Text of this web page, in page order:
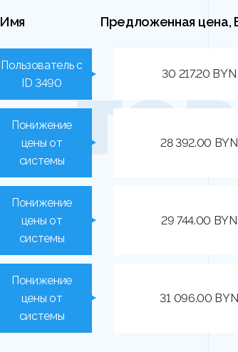
Имя Предложенная цена,
Пользователь с
ID 3490
30 217.20 BYN
Понижение
цены от
системы
28 392.00 BYN
Понижение
цены от
системы
29 744.00 BYN
Понижение
цены от
системы
31 096.00 BYN